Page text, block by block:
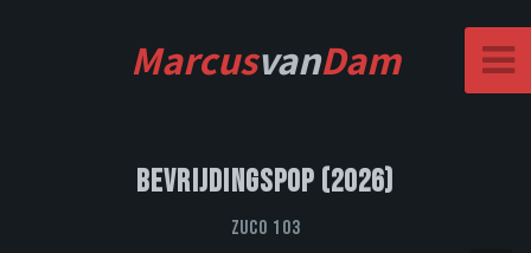
MarcusvanDam
Bevrijdingspop (2026)
Zuco 103